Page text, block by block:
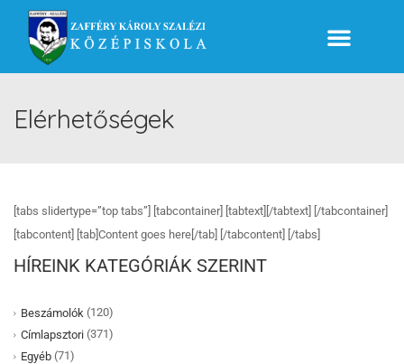
Elérhetőségek
[tabs slidertype=”top tabs”] [tabcontainer] [tabtext][/tabtext] [/tabcontainer]
[tabcontent] [tab]Content goes here[/tab] [/tabcontent] [/tabs]
HÍREINK KATEGÓRIÁK SZERINT
Beszámolók (120)
Címlapsztori (371)
Egyéb (71)